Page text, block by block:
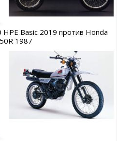
Basic 2019 против Honda
1987